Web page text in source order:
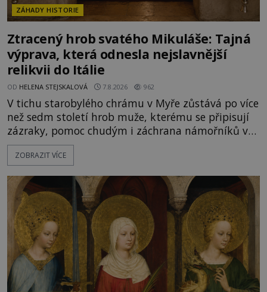
ZÁHADY HISTORIE
Ztracený hrob svatého Mikuláše: Tajná
výprava, která odnesla nejslavnější
relikvii do Itálie
OD HELENA STEJSKALOVÁ 7.8.2026 962
V tichu starobylého chrámu v Myře zůstává po více
než sedm století hrob muže, kterému se připisují
zázraky, pomoc chudým i záchrana námořníků v
bouřích. Pak ale přichází rok 1087 a klidné místo
se mění v dějiště podivné noční výpravy. Skupina
Mikuláše a odváží jeho ostatky přes moře do Bari.
Je to zbožná záchrana před nebezpečím, nebo
promyšlená krádež,
ZOBRAZIT VÍCE